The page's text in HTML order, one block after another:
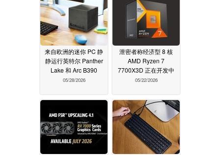
来自欧洲的迷你 PC 静
静运行英特尔 Panther
Lake 和 Arc B390
05/28/2026
泄密者称经济型 8 核
AMD Ryzen 7
7700X3D 正在开发中
05/22/2026